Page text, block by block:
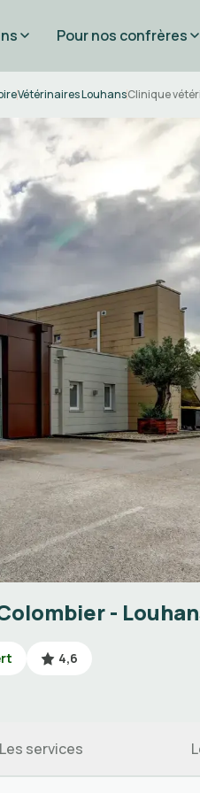
Pour nos confrères
Vétérinaires LouhansClinique
-
4,6
Les services